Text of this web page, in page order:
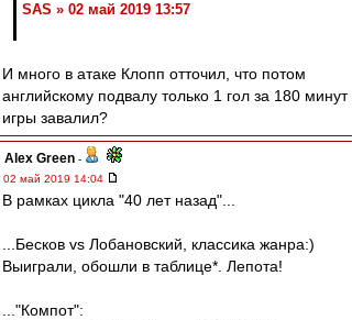
SAS » 02 май 2019 13:57
И много в атаке Клопп отточил, что потом
английскому подвалу только 1 гол за 180 минут
игры завалил?
Alex Green -
02 май 2019 14:04
В рамках цикла "40 лет назад"...
...Бесков vs Лобановский, классика жанра:)
Выиграли, обошли в таблице*. Лепота!
..."Компот":